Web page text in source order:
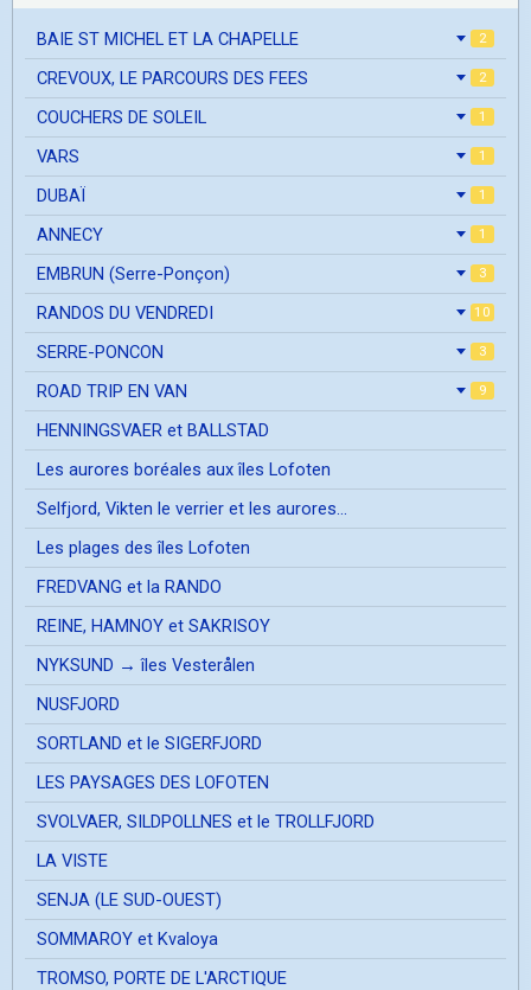
BAIE ST MICHEL ET LA CHAPELLE 2
CREVOUX, LE PARCOURS DES FEES 2
COUCHERS DE SOLEIL 1
VARS 1
DUBAÏ 1
ANNECY 1
EMBRUN (Serre-Ponçon) 3
RANDOS DU VENDREDI 10
SERRE-PONCON 3
ROAD TRIP EN VAN 9
HENNINGSVAER et BALLSTAD
Les aurores boréales aux îles Lofoten
Selfjord, Vikten le verrier et les aurores...
Les plages des îles Lofoten
FREDVANG et la RANDO
REINE, HAMNOY et SAKRISOY
NYKSUND → îles Vesterålen
NUSFJORD
SORTLAND et le SIGERFJORD
LES PAYSAGES DES LOFOTEN
SVOLVAER, SILDPOLLNES et le TROLLFJORD
LA VISTE
SENJA (LE SUD-OUEST)
SOMMAROY et Kvaloya
TROMSO, PORTE DE L'ARCTIQUE